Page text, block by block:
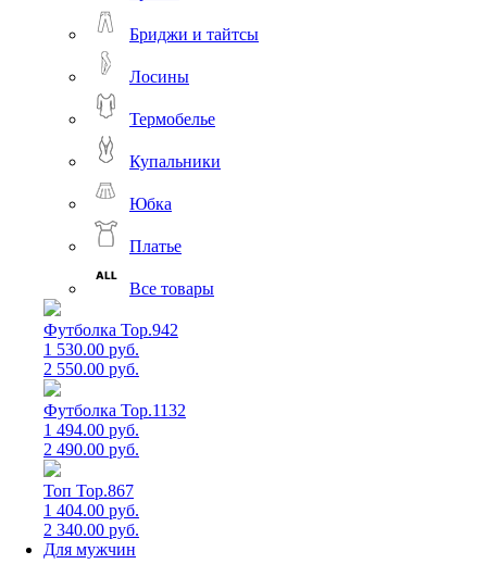
Бриджи и тайтсы
Лосины
Термобелье
Купальники
Юбка
Платье
Все товары
Футболка Top.942
1 530.00 руб.
2 550.00 руб.
Футболка Top.1132
1 494.00 руб.
2 490.00 руб.
Топ Top.867
1 404.00 руб.
2 340.00 руб.
Для мужчин